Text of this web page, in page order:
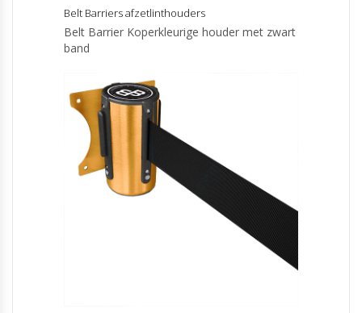
Belt Barriers afzetlinthouders
Belt Barrier Koperkleurige houder met zwart
band